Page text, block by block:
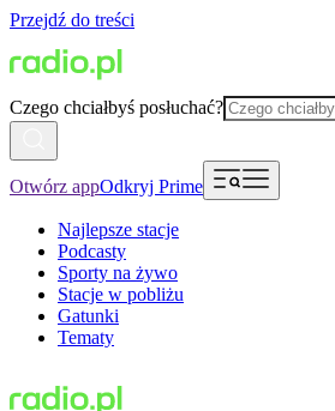
Przejdź do treści
Czego chciałbyś posłuchać?
Otwórz appOdkryj Prime
Najlepsze stacje
Podcasty
Sporty na żywo
Stacje w pobliżu
Gatunki
Tematy